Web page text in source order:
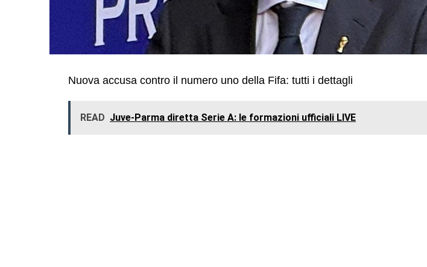
Nuova accusa contro il numero uno della Fifa: tutti i dettagli
READ Juve-Parma diretta Serie A: le formazioni ufficiali LIVE